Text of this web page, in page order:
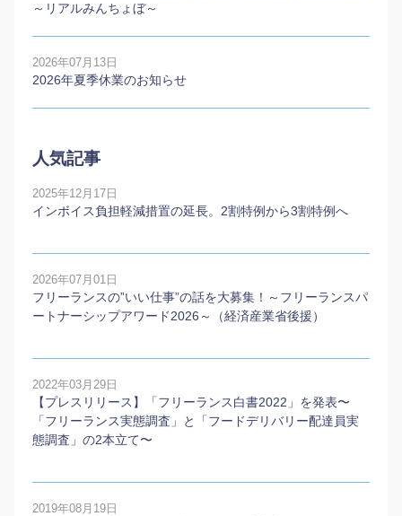
～リアルみんちょぼ～
2026年07月13日
2026年夏季休業のお知らせ
人気記事
2025年12月17日
インボイス負担軽減措置の延長。2割特例から3割特例へ
2026年07月01日
フリーランスの”いい仕事”の話を大募集！～フリーランスパ
ートナーシップアワード2026～（経済産業省後援）
2022年03月29日
【プレスリリース】「フリーランス白書2022」を発表〜
「フリーランス実態調査」と「フードデリバリー配達員実
態調査」の2本⽴て〜
2019年08月19日